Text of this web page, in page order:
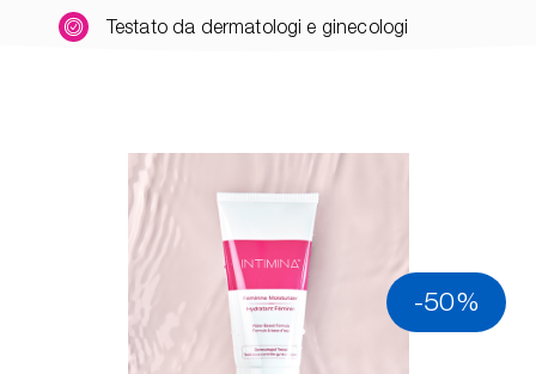
Testato da dermatologi e ginecologi
-50%